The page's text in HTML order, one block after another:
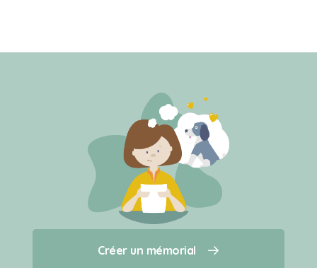
Créer un mémorial
Qui sommes-nous ?
Créer un mémorial